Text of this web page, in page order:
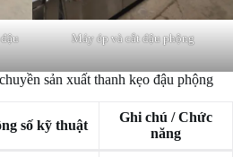
Máy ép và cắt đậu phộng
sản xuất thanh kẹo đậu phộng
số kỹ thuật
Ghi chú / Chức
năng